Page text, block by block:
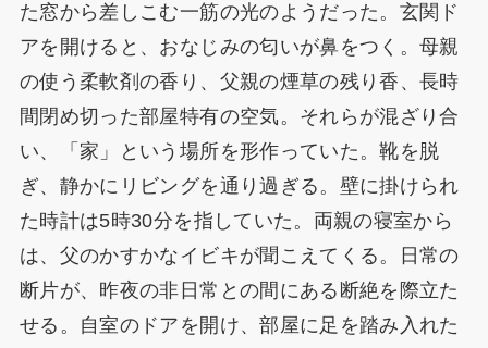
た窓から差しこむ一筋の光のようだった。玄関ド
アを開けると、おなじみの匂いが鼻をつく。母親
の使う柔軟剤の香り、父親の煙草の残り香、長時
間閉め切った部屋特有の空気。それらが混ざり合
い、「家」という場所を形作っていた。靴を脱
ぎ、静かにリビングを通り過ぎる。壁に掛けられ
た時計は5時30分を指していた。両親の寝室から
は、父のかすかなイビキが聞こえてくる。日常の
断片が、昨夜の非日常との間にある断絶を際立た
せる。自室のドアを開け、部屋に足を踏み入れた